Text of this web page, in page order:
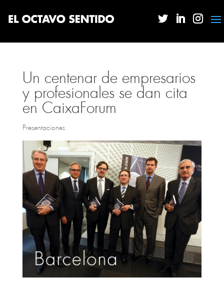
Un centenar de empresarios
y profesionales se dan cita
en CaixaForum
Presentaciones